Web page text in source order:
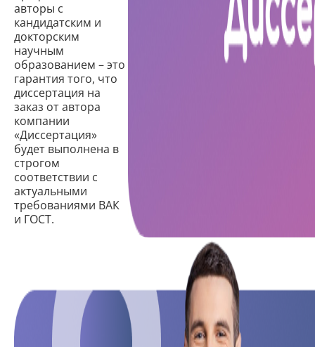
авторы с
кандидатским и
докторским
научным
образованием – это
гарантия того, что
диссертация на
заказ от автора
компании
«Диссертация»
будет выполнена в
строгом
соответствии с
актуальными
требованиями ВАК
и ГОСТ.